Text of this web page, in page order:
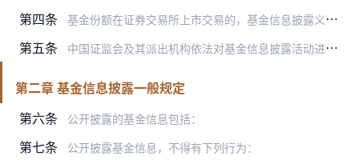
第四条 基金份额在证券交易所上市交易的，基金信息披露义务人还应当根据证券交易所的自律管理规则披露基金信息。
第五条 中国证监会及其派出机构依法对基金信息披露活动进行监督管理。
第二章 基金信息披露一般规定
第六条
公开披露的基金信息包括：
第七条 公开披露基金信息，不得有下列行为：